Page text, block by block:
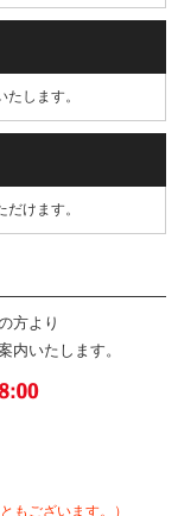
します。
けます。
方より
内いたします。
もございます。）